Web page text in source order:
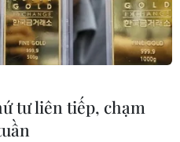
tư liên tiếp, chạm